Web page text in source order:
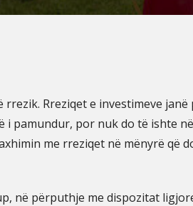
Rreziqet e investimeve
i pamundur, por nuk do të ishte
me rreziqet në mënyrë
në përputhje me dispozitat